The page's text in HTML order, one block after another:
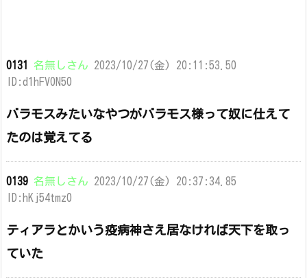
0131 名無しさん 2023/10/27(金) 20:11:53.50
ID:d1hFV0N50
バラモスみたいなやつがバラモス様って奴に仕えて
たのは覚えてる
0139 名無しさん 2023/10/27(金) 20:37:34.85
ID:hKj54tmz0
ティアラとかいう疫病神さえ居なければ天下を取っ
ていた